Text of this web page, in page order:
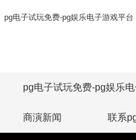
pg电子试玩免费-pg娱乐电子游戏平台
pg电子试玩免费-pg娱乐
商演新闻 联系